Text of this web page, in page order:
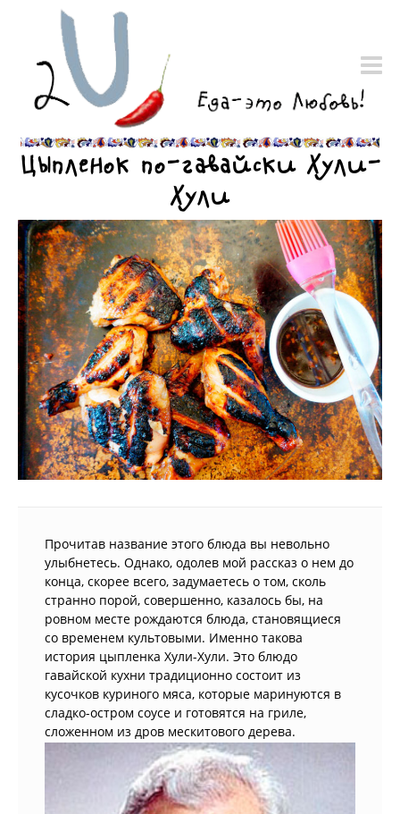
Цыпленок по-гавайски Хули-
Хули
Прочитав название этого блюда вы невольно
улыбнетесь. Однако, одолев мой рассказ о нем до
конца, скорее всего, задумаетесь о том, сколь
странно порой, совершенно, казалось бы, на
ровном месте рождаются блюда, становящиеся
со временем культовыми. Именно такова
история цыпленка Хули-Хули. Это блюдо
гавайской кухни традиционно состоит из
кусочков куриного мяса, которые маринуются в
сладко-остром соусе и готовятся на гриле,
сложенном из дров мескитового дерева.